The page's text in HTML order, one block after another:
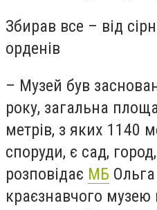
Збирав все – від
орденів
– Музей був
року, загальна
метрів, з яких 1140
споруди, є сад,
розповідає МБ
краєзнавчого